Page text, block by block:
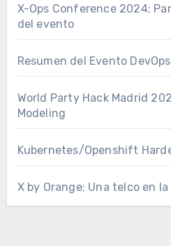
X-Ops Conference 2024;
del evento
Resumen del Evento
World Party Hack Madrid
Modeling
Kubernetes/Openshift
X by Orange; Una telco en